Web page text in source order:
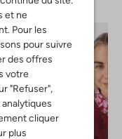
et ne
Pour les
pour suivre
des offres
votre
"Refuser",
cliquer
plus